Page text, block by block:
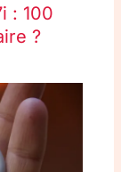
: 100
?